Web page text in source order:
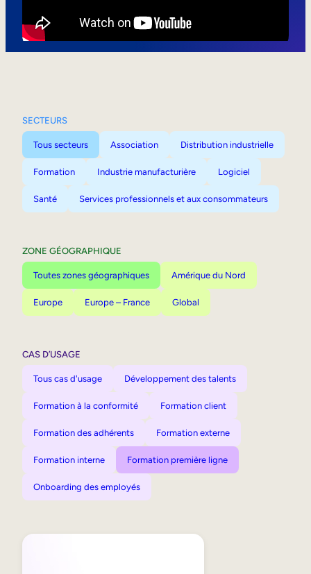
SECTEURS
Tous secteurs Association Distribution industrielle
Formation Industrie manufacturière Logiciel
Santé Services professionnels et aux consommateurs
ZONE GÉOGRAPHIQUE
Toutes zones géographiques Amérique du Nord
Europe Europe – France Global
CAS D’USAGE
Tous cas d'usage Développement des talents
Formation à la conformité Formation client
Formation des adhérents Formation externe
Formation interne Formation première ligne
Onboarding des employés